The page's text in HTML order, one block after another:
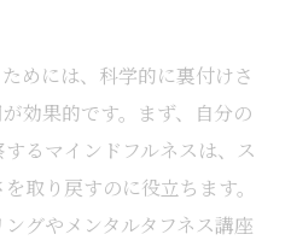
めには、科学的に裏付けさ
効果的です。まず、自分の
るマインドフルネスは、ス
取り戻すのに役立ちます。
グやメンタルタフネス講座